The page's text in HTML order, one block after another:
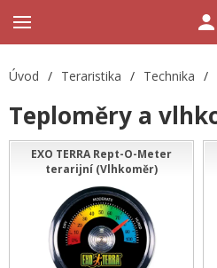
Úvod / Teraristika / Technika /
Teploměry a
EXO TERRA Rept-O-Meter
terarijní (Vlhkoměr)